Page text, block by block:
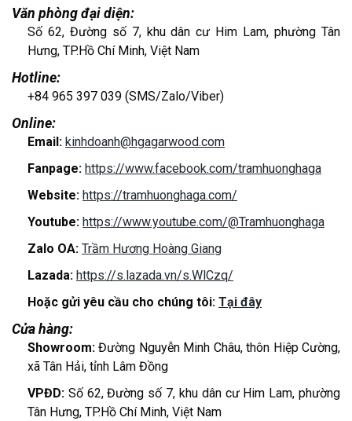
Văn phòng đại diện:
Số 62, Đường số 7, khu dân cư Him Lam, phường Tân
Hưng, TP.Hồ Chí Minh, Việt Nam
Hotline:
+84 965 397 039 (SMS/Zalo/Viber)
Online:
Email: kinhdoanh@hgagarwood.com
Fanpage: https://www.facebook.com/tramhuonghaga
Website: https://tramhuonghaga.com/
Youtube: https://www.youtube.com/@Tramhuonghaga
Zalo OA: Trầm Hương Hoàng Giang
Lazada: https://s.lazada.vn/s.WlCzq/
Hoặc gửi yêu cầu cho chúng tôi: Tại đây
Cửa hàng:
Showroom:Đường Nguyễn Minh Châu, thôn Hiệp Cường,
xã Tân Hải, tỉnh Lâm Đồng
VPĐD: Số 62, Đường số 7, khu dân cư Him Lam, phường
Tân Hưng, TP.Hồ Chí Minh, Việt Nam